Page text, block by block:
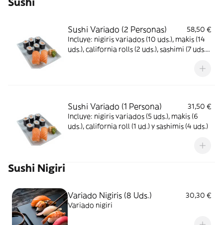
Sushi Variado (2 Personas)
58,50 €
Incluye: nigiris variados (10 uds.), makis (14
uds.), california rolls (2 uds.), sashimi (7 uds.)
Sushi Variado (1 Persona)
31,50 €
Incluye: nigiris variados (5 uds.), makis (6
uds.), california roll (1 ud.) y sashimis (4 uds.)
Sushi Nigiri
Variado Nigiris (8 Uds.)
30,30 €
Variado nigiri